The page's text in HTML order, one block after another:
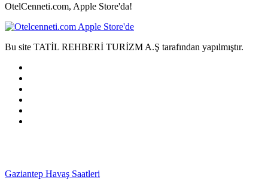
OtelCenneti.com, Apple Store'da!
Bu site TATİL REHBERİ TURİZM A.Ş tarafından yapılmıştır.
Gaziantep Havaş Saatleri